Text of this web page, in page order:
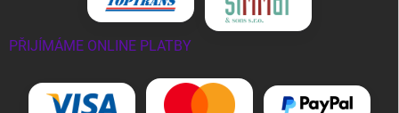
PŘIJÍMÁME ONLINE PLATBY